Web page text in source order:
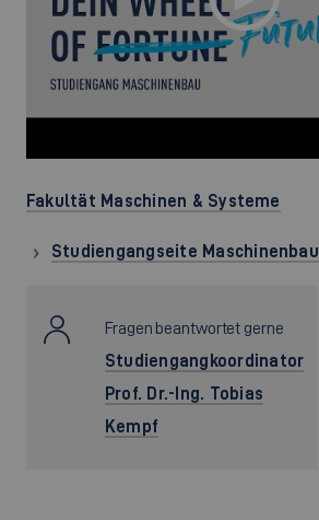
Fakultät Maschinen & Systeme
Studiengangseite Maschinenbau
Fragen beantwortet gerne
Studiengangkoordinator
Prof. Dr.-Ing. Tobias
Kempf